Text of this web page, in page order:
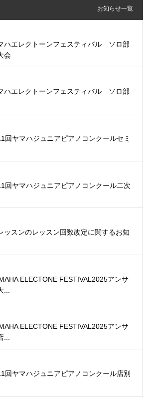
お知らせ一覧
ハエレクトーンフェスティバル ソロ部
会
ハエレクトーンフェスティバル ソロ部
回ヤマハジュニアピアノコンクールセミ
回ヤマハジュニアピアノコンクール二次
ッスンのレッスン回数改定に関するお知
ELECTONE FESTIVAL2025アンサ
ELECTONE FESTIVAL2025アンサ
回ヤマハジュニアピアノコンクール店別